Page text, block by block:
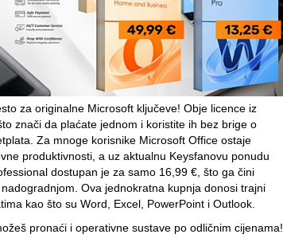
za originalne Microsoft ključeve! Obje licence iz
znači da plaćate jednom i koristite ih bez brige o
Za mnoge korisnike Microsoft Office ostaje
produktivnosti, a uz aktualnu Keysfanovu ponudu
dostupan je za samo 16,99 €, što ga čini
Ova jednokratna kupnja donosi trajni
kao što su Word, Excel, PowerPoint i Outlook.
pronaći i operativne sustave po odličnim cijenama!